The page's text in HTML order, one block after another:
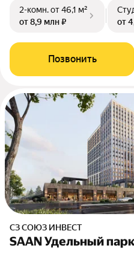
2-комн.от 46,1 м²
от 8,9 млн ₽
от
Позвонить
СЗ СОЮЗ ИНВЕСТ
SAAN Удельный